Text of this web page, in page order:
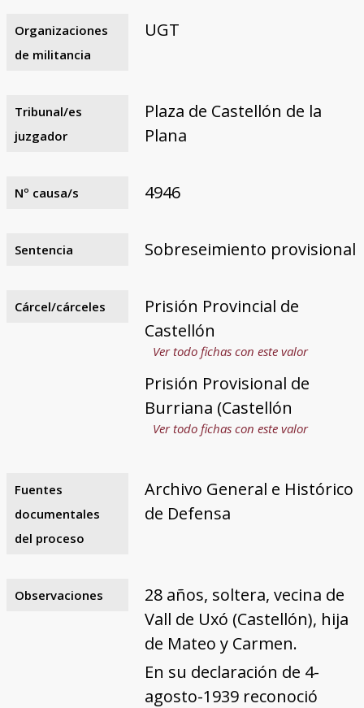
Organizaciones
de militancia
UGT
Tribunal/es
juzgador
Plaza de Castellón de la
Plana
Nº causa/s 4946
Sentencia Sobreseimiento provisional
Cárcel/cárceles
Prisión Provincial de
Castellón
Ver todo fichas con este valor
Prisión Provisional de
Burriana (Castellón
Ver todo fichas con este valor
Fuentes
documentales
del proceso
Archivo General e Histórico
de Defensa
Observaciones
28 años, soltera, vecina de
Vall de Uxó (Castellón), hija
de Mateo y Carmen.
En su declaración de 4-
agosto-1939 reconoció